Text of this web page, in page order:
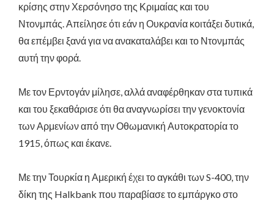
κρίσης στην Χερσόνησο της Κριμαίας και του
Ντονμπάς. Απείλησε ότι εάν η Ουκρανία κοιτάξει δυτικά,
θα επέμβει ξανά για να ανακαταλάβει και το Ντονμπάς
αυτή την φορά.
Με τον Ερντογάν μίλησε, αλλά αναφέρθηκαν στα τυπικά
και του ξεκαθάρισε ότι θα αναγνωρίσει την γενοκτονία
των Αρμενίων από την Οθωμανική Αυτοκρατορία το
1915, όπως και έκανε.
Με την Τουρκία η Αμερική έχει το αγκάθι των S-400, την
δίκη της Halkbank που παραβίασε το εμπάργκο στο